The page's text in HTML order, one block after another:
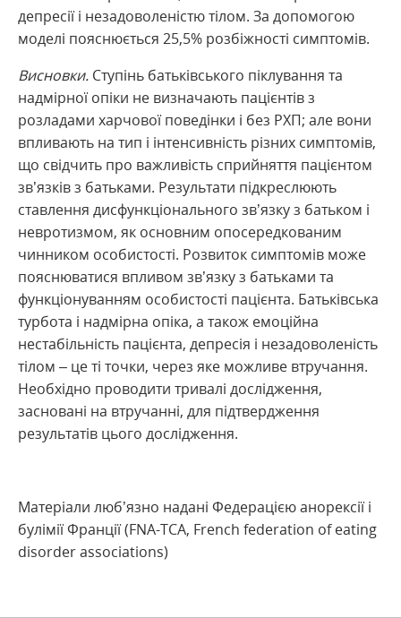
депресії і незадоволеністю тілом. За допомогою
моделі пояснюється 25,5% розбіжності симптомів.
Висновки. Ступінь батьківського піклування та
надмірної опіки не визначають пацієнтів з
розладами харчової поведінки і без РХП; але вони
впливають на тип і інтенсивність різних симптомів,
що свідчить про важливість сприйняття пацієнтом
зв’язків з батьками. Результати підкреслюють
ставлення дисфункціонального зв’язку з батьком і
невротизмом, як основним опосередкованим
чинником особистості. Розвиток симптомів може
пояснюватися впливом зв’язку з батьками та
функціонуванням особистості пацієнта. Батьківська
турбота і надмірна опіка, а також емоційна
нестабільність пацієнта, депресія і незадоволеність
тілом – це ті точки, через яке можливе втручання.
Необхідно проводити тривалі дослідження,
засновані на втручанні, для підтвердження
результатів цього дослідження.
Матеріали люб’язно надані Федерацією анорексії і
булімії Франції (FNA-TCA, French federation of eating
disorder associations)